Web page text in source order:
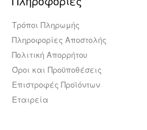
Τρόποι Πληρωμής
Πληροφορίες Αποστολής
Πολιτική Απορρήτου
Όροι και Προϋποθέσεις
Επιστροφές Προϊόντων
Εταιρεία